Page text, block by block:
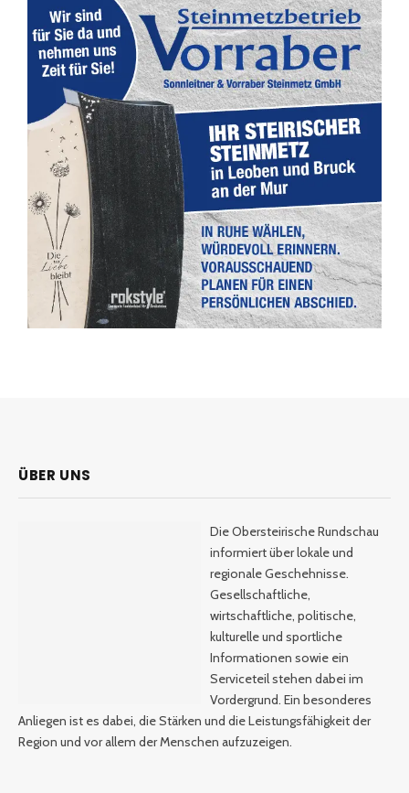
ÜBER UNS
Die Obersteirische Rundschau
informiert über lokale und
regionale Geschehnisse.
Gesellschaftliche,
wirtschaftliche, politische,
kulturelle und sportliche
Informationen sowie ein
Serviceteil stehen dabei im
Vordergrund. Ein besonderes
Anliegen ist es dabei, die Stärken und die Leistungsfähigkeit der
Region und vor allem der Menschen aufzuzeigen.